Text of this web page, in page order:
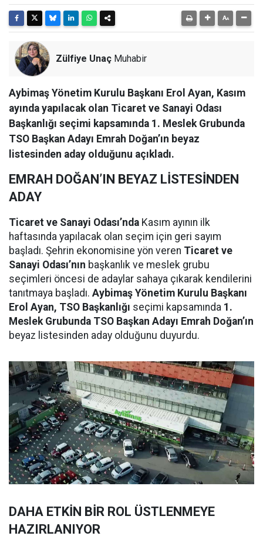
Zülfiye Unaç Muhabir
Aybimaş Yönetim Kurulu Başkanı Erol Ayan, Kasım
ayında yapılacak olan Ticaret ve Sanayi Odası
Başkanlığı seçimi kapsamında 1. Meslek Grubunda
TSO Başkan Adayı Emrah Doğan’ın beyaz
listesinden aday olduğunu açıkladı.
EMRAH DOĞAN’IN BEYAZ LİSTESİNDEN
ADAY
Ticaret ve Sanayi Odası’nda Kasım ayının ilk
haftasında yapılacak olan seçim için geri sayım
başladı. Şehrin ekonomisine yön veren Ticaret ve
Sanayi Odası’nın başkanlık ve meslek grubu
seçimleri öncesi de adaylar sahaya çıkarak kendilerini
tanıtmaya başladı. Aybimaş Yönetim Kurulu Başkanı
Erol Ayan, TSO Başkanlığı seçimi kapsamında 1.
Meslek Grubunda TSO Başkan Adayı Emrah Doğan’ın
beyaz listesinden aday olduğunu duyurdu.
DAHA ETKİN BİR ROL ÜSTLENMEYE
HAZIRLANIYOR